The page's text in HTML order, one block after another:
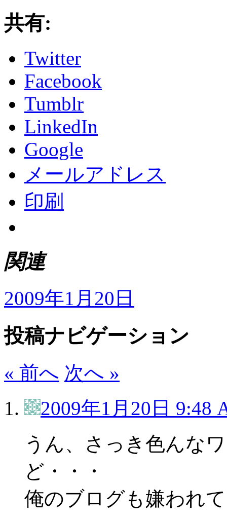
共有:
Twitter
Facebook
Tumblr
LinkedIn
Google
メールアドレス
印刷
関連
2009年1月20日
投稿ナビゲーション
« 前へ 次へ »
2009年1月20日 9:48
うん、さっき色んな
ど・・・
俺のブログも嫌われ